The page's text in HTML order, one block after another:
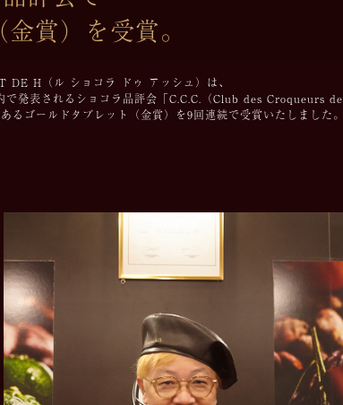
賞）を受賞。
H（ル ショコラ ドゥ アッシュ）は、
発表されるショコラ品評会「C.C.C.（Club des Croqueurs de
ゴールドタブレット（金賞）を9回連続で受賞いたしました。